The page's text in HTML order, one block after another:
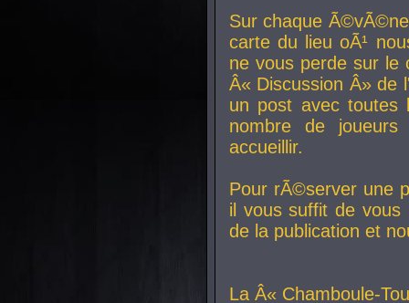
Sur chaque
carte du lieu oÃ¹
ne vous perde sur le
Â« Discussion Â» de
un post avec toutes
nombre de
accueillir.
Pour rÃ©server une
il vous suffit de vous
de la publication et
La Â« Chamboule-